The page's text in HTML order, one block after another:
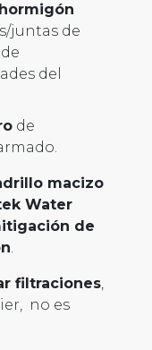
juntas de
del
de
macizo
Water
de
.
filtraciones,
no es